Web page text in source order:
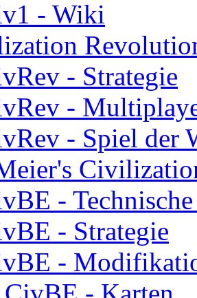
- Wiki
- Strategie
-
- Spiel der
-
- Strategie
-